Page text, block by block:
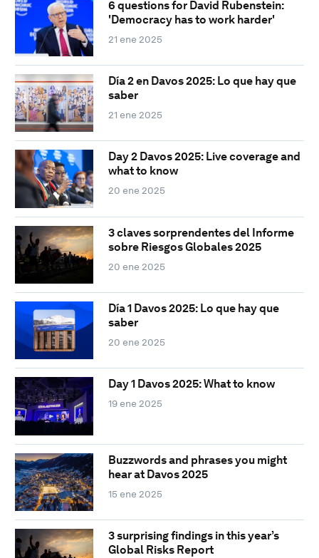
6 questions for David Rubenstein:
'Democracy has to work harder'
21 ene 2025
Día 2 en Davos 2025: Lo que hay que
saber
21 ene 2025
Day 2 Davos 2025: Live coverage and
what to know
20 ene 2025
3 claves sorprendentes del Informe
sobre Riesgos Globales 2025
20 ene 2025
Día 1 Davos 2025: Lo que hay que
saber
20 ene 2025
Day 1 Davos 2025: What to know
19 ene 2025
Buzzwords and phrases you might
hear at Davos 2025
15 ene 2025
3 surprising findings in this year’s
Global Risks Report